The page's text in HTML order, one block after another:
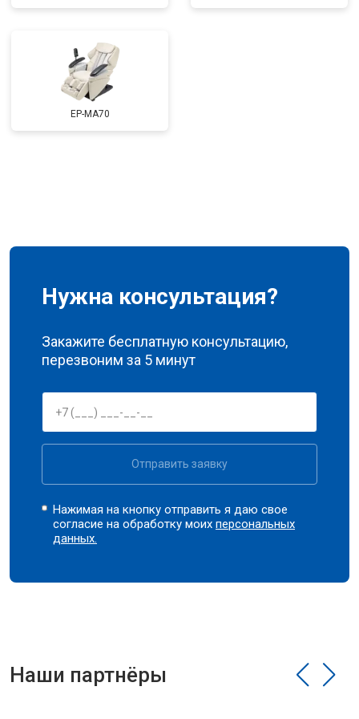
Ремонт сканера от 4800 ₽ Заказать
Ремонт купюроприемника
Замена сетевого трансформатора
Ремонт микро-лифта
EP-MA70
Нужна консультация?
Закажите бесплатную консультацию,
перезвоним за 5 минут
Отправить заявку
Нажимая на кнопку отправить я даю свое
согласие на обработку моихперсональных
данных.
Наши партнёры